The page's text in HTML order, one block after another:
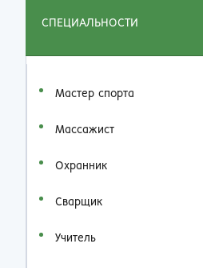
СПЕЦИАЛЬНОСТИ
Мастер спорта
Массажист
Охранник
Сварщик
Учитель